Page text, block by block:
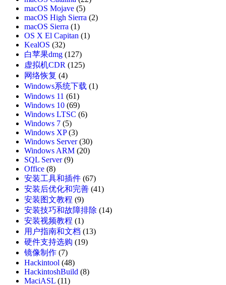
macOS Mojave (5)
macOS High Sierra (2)
macOS Sierra (1)
OS X El Capitan (1)
KealOS (32)
白苹果dmg (127)
虚拟机CDR (125)
网络恢复 (4)
Windows系统下载 (1)
Windows 11 (61)
Windows 10 (69)
Windows LTSC (6)
Windows 7 (5)
Windows XP(3)
Windows Server(30)
Windows ARM (20)
SQL Server(9)
Office (8)
安装工具和插件 (67)
安装后优化和完善 (41)
安装图文教程 (9)
安装技巧和故障排除 (14)
安装视频教程 (1)
用户指南和文档 (13)
硬件支持选购 (19)
镜像制作 (7)
Hackintool (48)
HackintoshBuild (8)
MaciASL (11)